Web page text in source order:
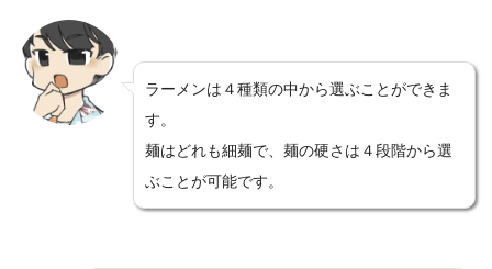
ラーメンは４種類の中から選ぶことができま
す。
麺はどれも細麺で、麺の硬さは４段階から選
ぶことが可能です。